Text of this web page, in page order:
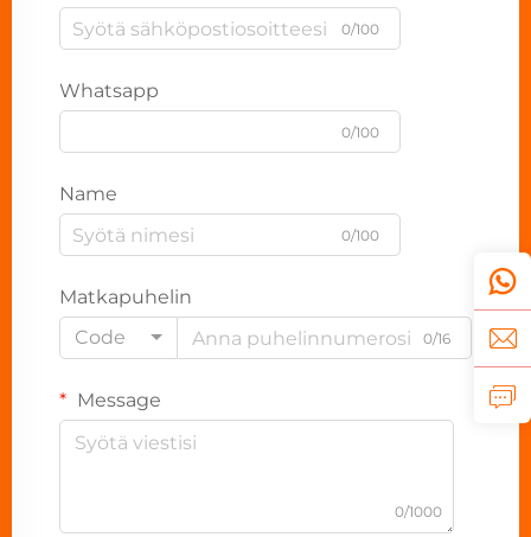
0/100
Whatsapp
0/100
Name
0/100
Matkapuhelin
Code
0/16
Message
0/1000